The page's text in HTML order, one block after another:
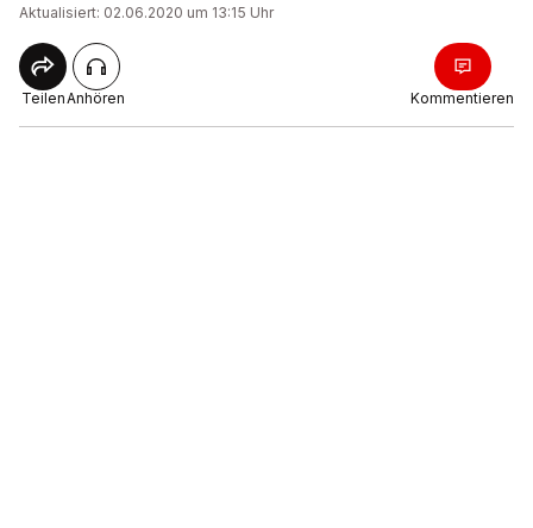
Aktualisiert: 02.06.2020 um 13:15 Uhr
TeilenAnhören Kommentieren